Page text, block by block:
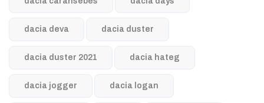
dacia deva dacia duster
dacia duster 2021 dacia hateg
dacia jogger dacia logan